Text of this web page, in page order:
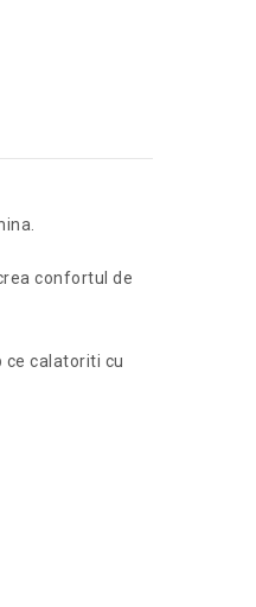
confortul de
ce calatoriti cu